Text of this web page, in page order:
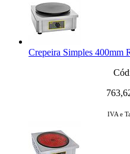
Crepeira Simples 400mm
IVA e